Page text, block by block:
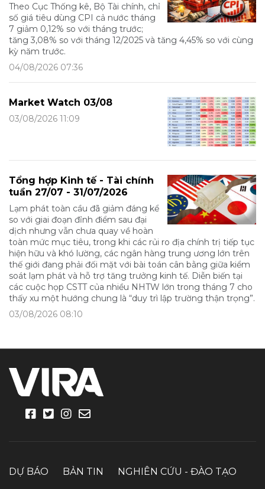
Theo Cục Thống kê, Bộ Tài chính, chỉ
số giá tiêu dùng CPI cả nước tháng
7 giảm 0,12% so với tháng trước;
tăng 3,08% so với tháng 12/2025 và tăng 4,45% so với cùng
kỳ năm trước.
04/08/2026 07:36
Market Watch 03/08
03/08/2026 11:09
Tổng hợp Kinh tế - Tài chính
tuần 27/07 - 31/07/2026
Lạm phát toàn cầu đã giảm đáng kể
so với giai đoạn đỉnh điểm sau đại
dịch nhưng vẫn chưa quay về hoàn
toàn mức mục tiêu, trong khi các rủi ro địa chính trị tiếp tục
hiện hữu và khó lường, các ngân hàng trung ương lớn trên
thế giới đang phải đối mặt với bài toán cân bằng giữa kiểm
soát lạm phát và hỗ trợ tăng trưởng kinh tế. Diễn biến tại
các cuộc họp CSTT của nhiều NHTW lớn trong tháng 7 cho
thấy xu một hướng chung là “duy trì lập trường thận trọng”.
03/08/2026 08:10
DỰ BÁO BẢN TIN
NGHIÊN CỨU - ĐÀO TẠO